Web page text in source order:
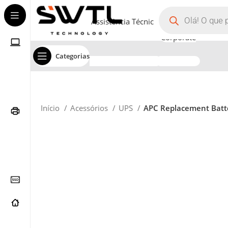
Categorias
Assistência Técnica
Corporate
Início Acessórios UPS APC Replacement